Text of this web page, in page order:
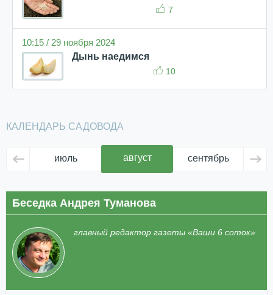
7
10:15 / 29 ноября 2024
Дынь наедимся
10
КАЛЕНДАРЬ САДОВОДА
июль август сентябрь
Беседка Андрея Туманова
главный редактор газеты «Ваши 6 соток»